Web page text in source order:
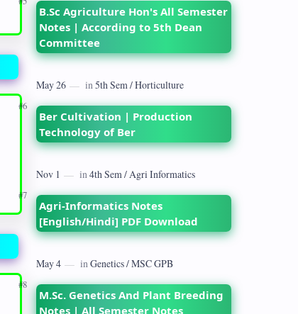
B.Sc Agriculture Hon's All Semester
Notes | According to 5th Dean
Committee
Ber Cultivation | Production
Technology of Ber
Agri-Informatics Notes
[English/Hindi] PDF Download
M.Sc. Genetics And Plant Breeding
Notes | All Semester Notes